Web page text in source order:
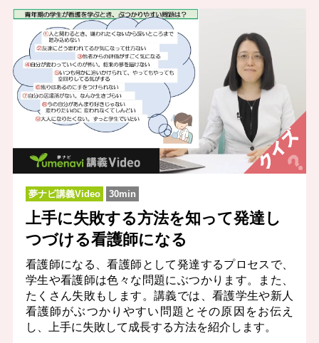
夢ナビ講義Video 30min
上手に失敗する方法を知って発達し
つづける看護師になる
看護師になる、看護師として発達するプロセスで、
学生や看護師は色々な問題にぶつかります。また、
たくさん失敗もします。講義では、看護学生や新人
看護師がぶつかりやすい問題とその原因をお伝え
し、上手に失敗して成長する方法を紹介します。